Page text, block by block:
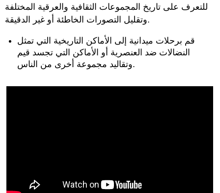
للتعرف على تاريخ المجموعات الثقافية والعرقية المختلفة
وتقليل التصورات الخاطئة أو غير الدقيقة.
قم برحلات ميدانية إلى الأماكن التاريخية التي تمثل
النضالات ضد العنصرية أو الأماكن التي تجسد قيم
وتقاليد مجموعة أخرى من الناس.